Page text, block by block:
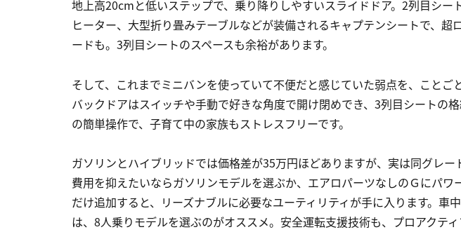
地上高20cmと低いステップで、乗り降りしやすいスライドドア。2列目シー
ヒーター、大型折り畳みテーブルなどが装備されるキャプテンシートで、超
ードも。3列目シートのスペースも余裕があります。
そして、これまでミニバンを使っていて不便だと感じていた弱点を、こと
バックドアはスイッチや手動で好きな角度で開け閉めでき、3列目シートの
の簡単操作で、子育て中の家族もストレスフリーです。
ガソリンとハイブリッドでは価格差が35万円ほどありますが、実は同グレ
費用を抑えたいならガソリンモデルを選ぶか、エアロパーツなしのＧにパワ
だけ追加すると、リーズナブルに必要なユーティリティが手に入ります。車
は、8人乗りモデルを選ぶのがオススメ。安全運転支援技術も、プロアクテ